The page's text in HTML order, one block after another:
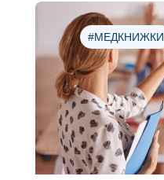
#МЕДКНИЖКИ